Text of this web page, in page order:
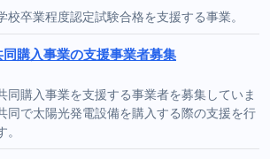
校卒業程度認定試験合格を支援する事業。
購入事業の支援事業者募集
同購入事業を支援する事業者を募集していま
同で太陽光発電設備を購入する際の支援を行